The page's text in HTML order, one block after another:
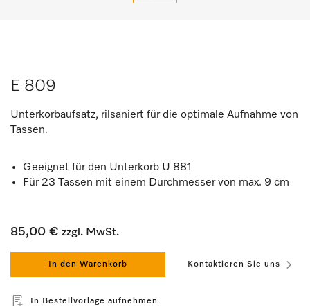
E 809
Unterkorbaufsatz, rilsaniert für die optimale Aufnahme von
Tassen.
Geeignet für den Unterkorb U 881
Für 23 Tassen mit einem Durchmesser von max. 9 cm
85,00 € zzgl. MwSt.
In den Warenkorb Kontaktieren Sie uns
In Bestellvorlage aufnehmen